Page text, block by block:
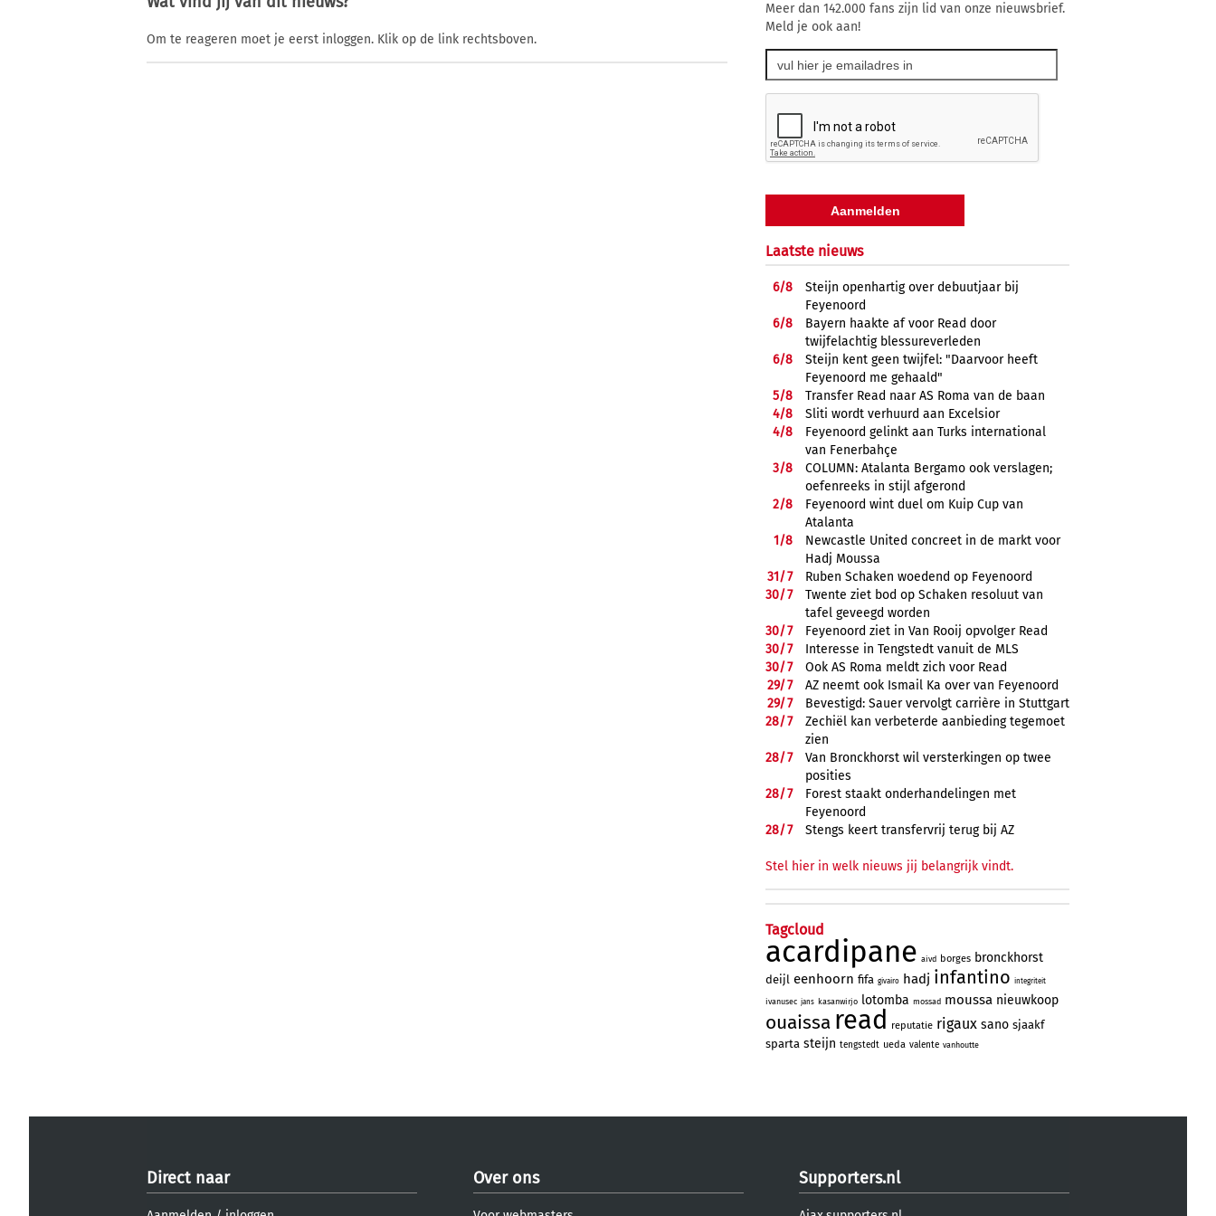
Om te reageren moet je eerst inloggen. Klik op de link rechtsboven.
Meer dan 142.000 fans zijn lid van onze nieuwsbrief.
Meld je ook aan!
Laatste nieuws
6/8
Steijn openhartig over debuutjaar bij
Feyenoord
6/8
Bayern haakte af voor Read door
twijfelachtig blessureverleden
6/8
Steijn kent geen twijfel: "Daarvoor heeft
Feyenoord me gehaald"
5/8
Transfer Read naar AS Roma van de baan
4/8
Sliti wordt verhuurd aan Excelsior
4/8
Feyenoord gelinkt aan Turks international
van Fenerbahçe
3/8
COLUMN: Atalanta Bergamo ook verslagen;
oefenreeks in stijl afgerond
2/8
Feyenoord wint duel om Kuip Cup van
Atalanta
1/8
Newcastle United concreet in de markt voor
Hadj Moussa
31/7
Ruben Schaken woedend op Feyenoord
30/7
Twente ziet bod op Schaken resoluut van
tafel geveegd worden
30/7
Feyenoord ziet in Van Rooij opvolger Read
30/7
Interesse in Tengstedt vanuit de MLS
30/7
Ook AS Roma meldt zich voor Read
29/7
AZ neemt ook Ismail Ka over van Feyenoord
29/7
Bevestigd: Sauer vervolgt carrière in Stuttgart
28/7
Zechiël kan verbeterde aanbieding tegemoet
zien
28/7
Van Bronckhorst wil versterkingen op twee
posities
28/7
Forest staakt onderhandelingen met
Feyenoord
28/7 Stengs keert transfervrij terug bij AZ
Stel hier in welk nieuws jij belangrijk vindt.
Tagcloud
acardipane aivd borges bronckhorst
deijl eenhoorn fifa givairo hadj infantino integriteit
ivanusec jans kasanwirjo lotomba mossad moussa nieuwkoop
ouaissa read reputatie rigaux sano sjaakf
sparta steijn tengstedt ueda valente vanhoutte
Direct naar Over ons Supporters.nl